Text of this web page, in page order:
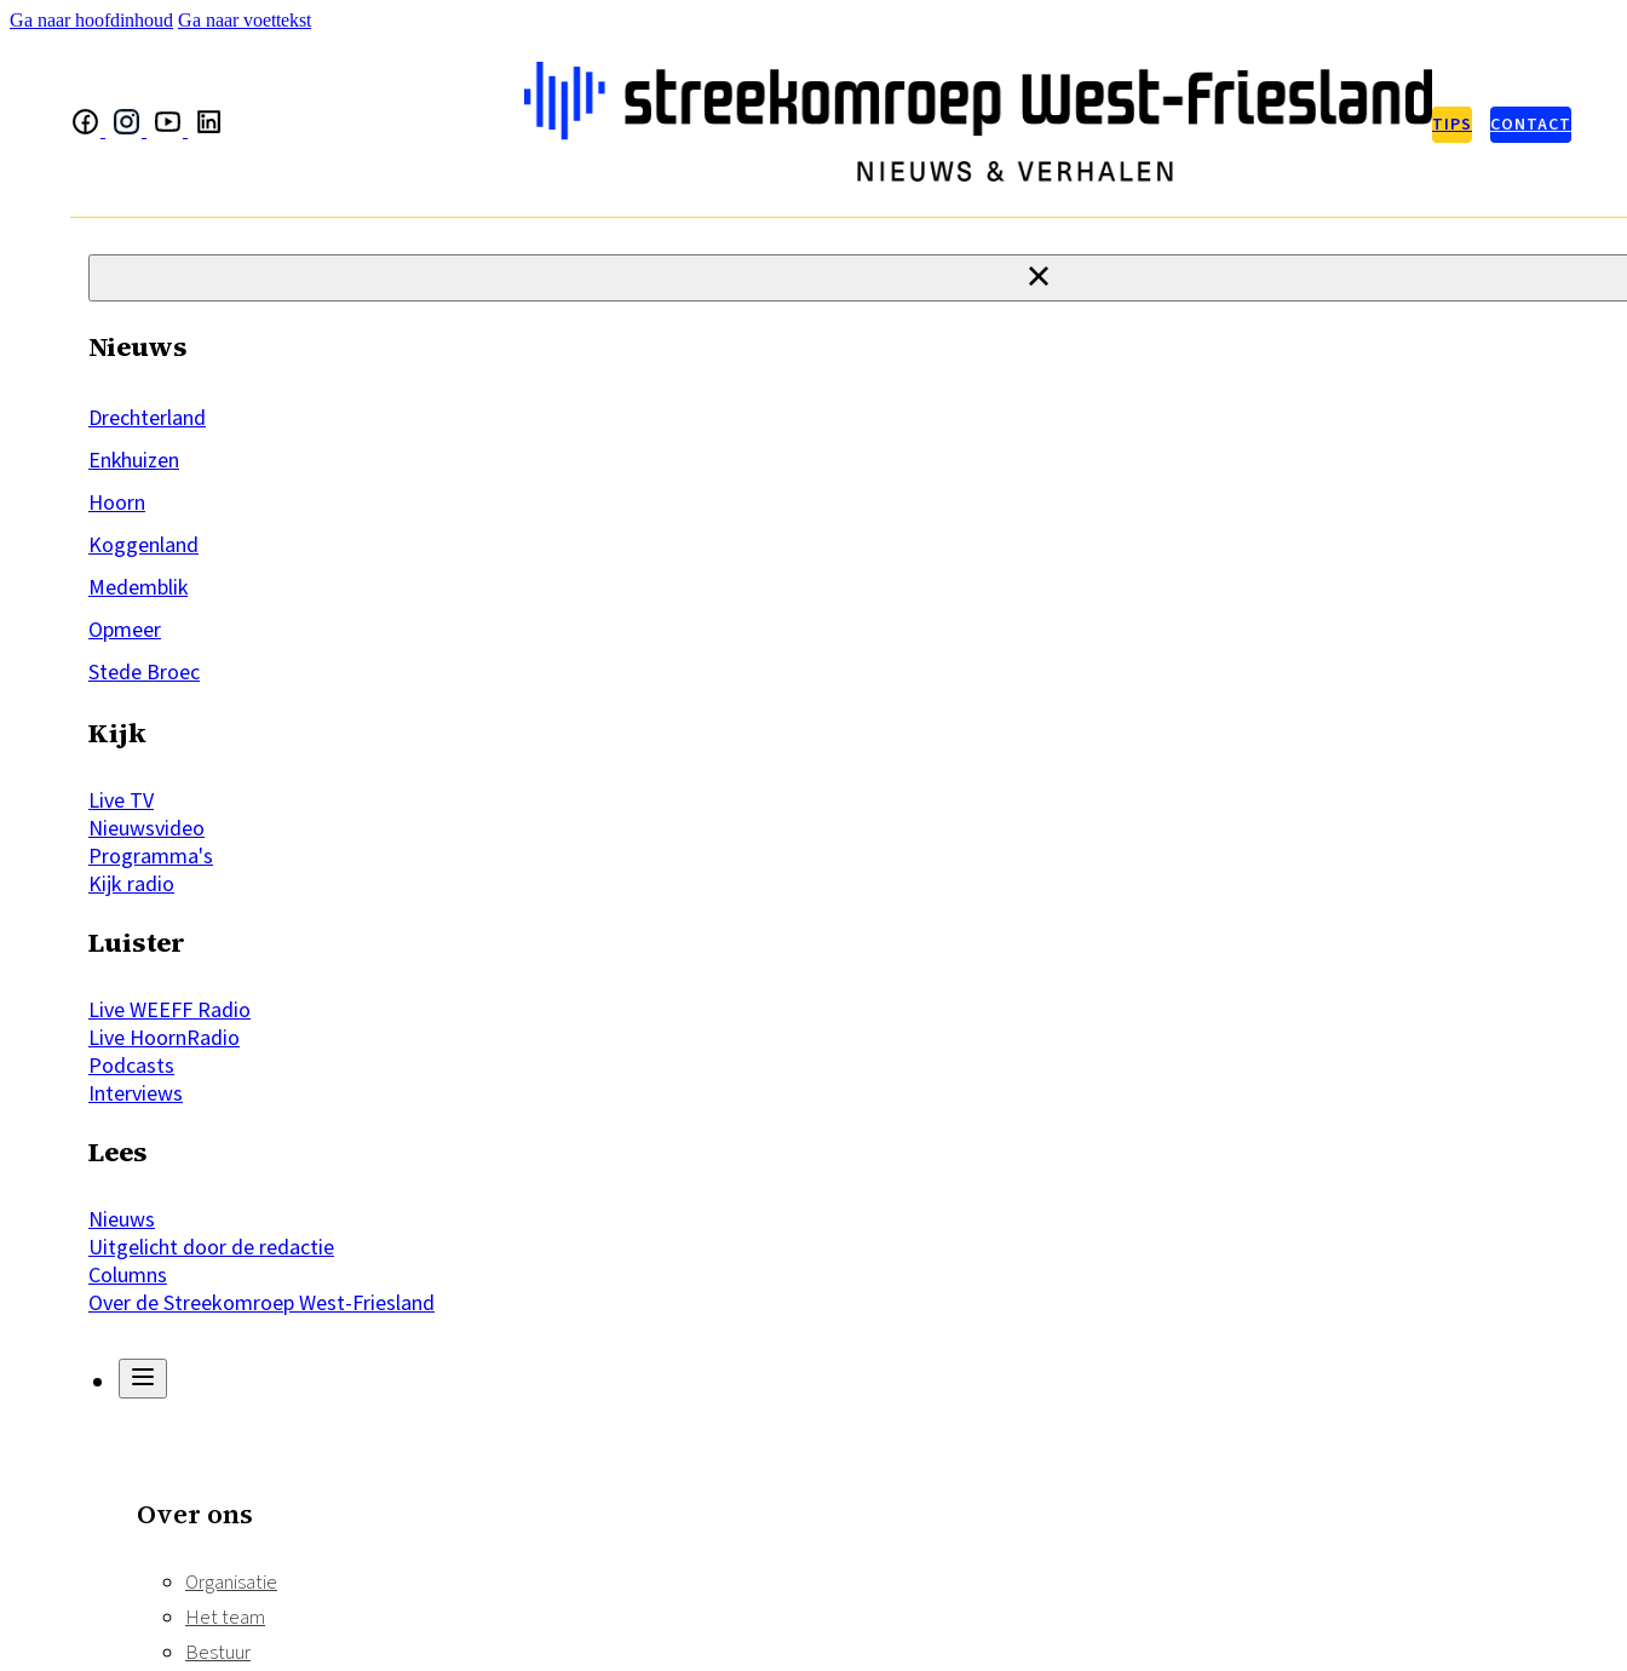
Ga naar hoofdinhoud Ga naar voettekst
TIPS CONTACT
Nieuws
Drechterland
Enkhuizen
Hoorn
Koggenland
Medemblik
Opmeer
Stede Broec
Kijk
Live TV
Nieuwsvideo
Programma's
Kijk radio
Luister
Live WEEFF Radio
Live HoornRadio
Podcasts
Interviews
Lees
Nieuws
Uitgelicht door de redactie
Columns
Over de Streekomroep West-Friesland
Over ons
Organisatie
Het team
Bestuur